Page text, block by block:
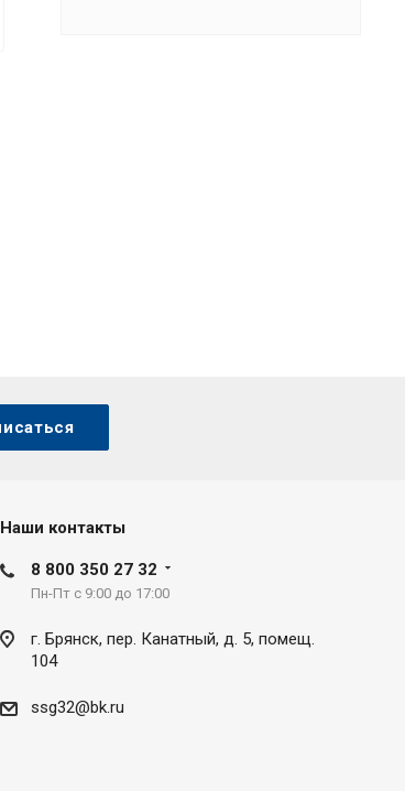
Наши контакты
8 800 350 27 32
Пн-Пт с 9:00 до 17:00
г. Брянск, пер. Канатный, д. 5, помещ.
104
ssg32@bk.ru